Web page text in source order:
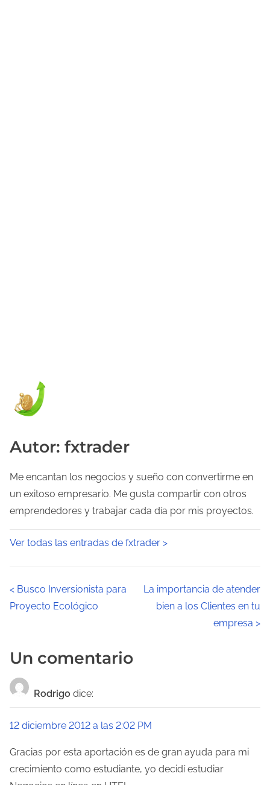
Autor: fxtrader
Me encantan los negocios y sueño con convertirme en
un exitoso empresario. Me gusta compartir con otros
emprendedores y trabajar cada día por mis proyectos.
Ver todas las entradas de fxtrader >
N
a
e
g
i
< Busco Inversionista para
Proyecto Ecológico
La importancia de atender
bien a los Clientes en tu
empresa >
Un comentario
Rodrigo dice:
12 diciembre 2012 a las 2:02 PM
Gracias por esta aportación es de gran ayuda para mi
crecimiento como estudiante, yo decidí estudiar